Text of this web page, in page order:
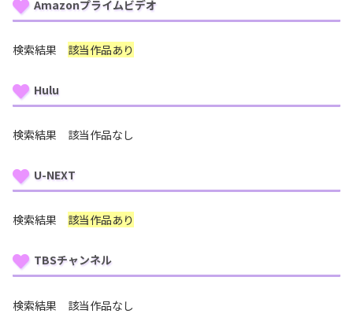
Amazonプライムビデオ
検索結果 該当作品あり
Hulu
検索結果 該当作品なし
U-NEXT
検索結果 該当作品あり
TBSチャンネル
検索結果 該当作品なし